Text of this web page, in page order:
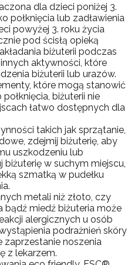
dla dzieci poniżej 3.
połknięcia lub zadławienia
powyżej 3. roku życia
pod ścisłą opieką
biżuterii podczas
aktywności, które
biżuterii lub urazów.
które mogą stanowić
biżuterii nie
łatwo dostępnych dla
takich jak sprzątanie,
zdejmij biżuterię, aby
uszkodzeniu lub
biżuterię w suchym miejscu,
szmatką w pudełku
metali niż złoto, czy
bądź miedź biżuteria może
alergicznych u osób
podrażnień skóry
zaprzestanie noszenia
z lekarzem.